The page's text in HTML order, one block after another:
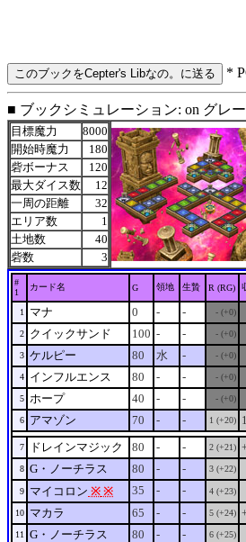
*
■ ブックシミュレーション: on グレ
目標魔力
8000
開始時魔力
180
砦ボーナス
120
最大ダイス数
12
一周の距離
32
エリア数
1
土地数
40
砦数
3
#
1
カード名 G 領地 生贄 R (RG)
1
マナ 0 - - - (+0)
2 クイックサンド 100 - - - (+0)
3 ケルピー 80 水 - - (+0)
4 インフルエンス 80 - - - (+0)
5 ホープ 40 - - - (+0)
6 アマゾン 70 - - 1 (+20)
7 ドレインマジック 80 - - 2 (+21)
8 G・ノーチラス 80 - - 3 (+22)
9 マイコロン ※ ※ 35 - - 4 (+23)
10 マカラ 65 - - 5 (+24)
11 G・ノーチラス 80 - - 6 (+25)